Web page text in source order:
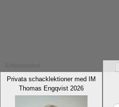
Privata schacklektioner med IM
Thomas Engqvist 2026